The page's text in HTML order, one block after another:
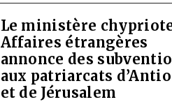
Le ministère
Affaires étrangères
annonce des
aux patriarcats
et de Jérusalem